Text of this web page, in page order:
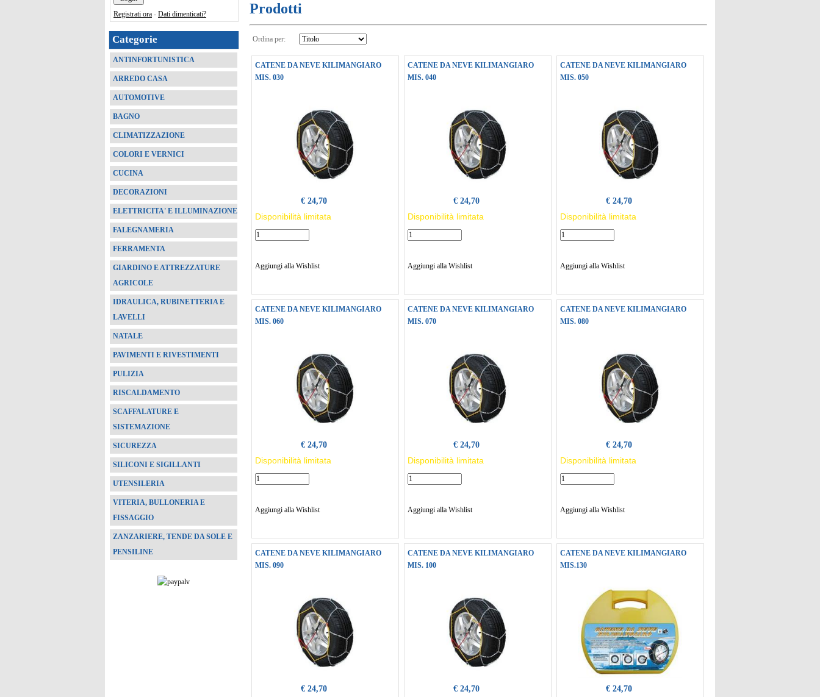
Registrati ora - Dati dimenticati?
Categorie
ANTINFORTUNISTICA
ARREDO CASA
AUTOMOTIVE
BAGNO
CLIMATIZZAZIONE
COLORI E VERNICI
CUCINA
DECORAZIONI
ELETTRICITA' E ILLUMINAZIONE
FALEGNAMERIA
FERRAMENTA
GIARDINO E ATTREZZATURE
AGRICOLE
IDRAULICA, RUBINETTERIA E
LAVELLI
NATALE
PAVIMENTI E RIVESTIMENTI
PULIZIA
RISCALDAMENTO
SCAFFALATURE E
SISTEMAZIONE
SICUREZZA
SILICONI E SIGILLANTI
UTENSILERIA
VITERIA, BULLONERIA E
FISSAGGIO
ZANZARIERE, TENDE DA SOLE E
PENSILINE
Prodotti
Ordina per:
CATENE DA NEVE KILIMANGIARO
MIS. 030
€ 24,70
Disponibilità limitata
Aggiungi alla Wishlist
CATENE DA NEVE KILIMANGIARO
MIS. 040
€ 24,70
Disponibilità limitata
Aggiungi alla Wishlist
CATENE DA NEVE KILIMANGIARO
MIS. 050
€ 24,70
Disponibilità limitata
Aggiungi alla Wishlist
CATENE DA NEVE KILIMANGIARO
MIS. 060
€ 24,70
Disponibilità limitata
Aggiungi alla Wishlist
CATENE DA NEVE KILIMANGIARO
MIS. 070
€ 24,70
Disponibilità limitata
Aggiungi alla Wishlist
CATENE DA NEVE KILIMANGIARO
MIS. 080
€ 24,70
Disponibilità limitata
Aggiungi alla Wishlist
CATENE DA NEVE KILIMANGIARO
MIS. 090
€ 24,70
CATENE DA NEVE KILIMANGIARO
MIS. 100
€ 24,70
CATENE DA NEVE KILIMANGIARO
MIS.130
€ 24,70